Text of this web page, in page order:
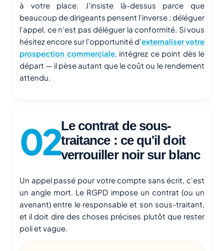
à votre place. J'insiste là-dessus parce que
beaucoup de dirigeants pensent l'inverse : déléguer
l'appel, ce n'est pas déléguer la conformité. Si vous
hésitez encore sur l'opportunité d'externaliser votre
prospection commerciale, intégrez ce point dès le
départ — il pèse autant que le coût ou le rendement
attendu.
Le contrat de sous-
traitance : ce qu'il doit
verrouiller noir sur blanc
Un appel passé pour votre compte sans écrit, c'est
un angle mort. Le RGPD impose un contrat (ou un
avenant) entre le responsable et son sous-traitant,
et il doit dire des choses précises plutôt que rester
poli et vague.